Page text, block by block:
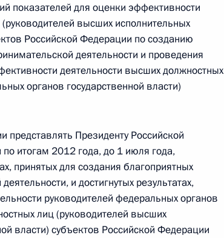
независимости
участие в работе
показателей для оценки эффективности
высших исполнительных
Российской Федерации по созданию
деятельности и проведения
деятельности высших должностных
органов государственной власти)
представлять Президенту Российской
итогам 2012 года, до 1 июля года,
принятых для создания благоприятных
и достигнутых результатах,
руководителей федеральных органов
лиц (руководителей высших
власти) субъектов Российской Федерации